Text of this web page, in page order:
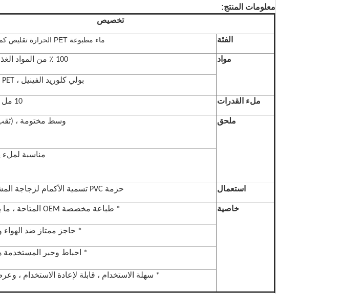
معلومات المنتج:
تخصيص
الفئة ماء مطبوعة PET الحرارة تقليص كم تسميات للزجاجة
مواد 100 ٪ من المواد الغذائية الصف الخام
بولي كلوريد الفينيل ، PET أو حسب الطلب
ملء القدرات 10 مل إلى تسمية 100L
ملحق وسط مختومة ، (ثقب
مناسبة لملء
استعمال حزمة PVC تسمية الأكمام لزجاجة المشروبات الغذائية.
خاصية * طباعة مخصصة OEM المتاحة ، ما يصل إلى 9 ألوان
* حاجز ممتاز ضد الهواء
* احباط وحبر المستخدمة
* سهلة الاستخدام ، قابلة لإعادة الاستخدام ،